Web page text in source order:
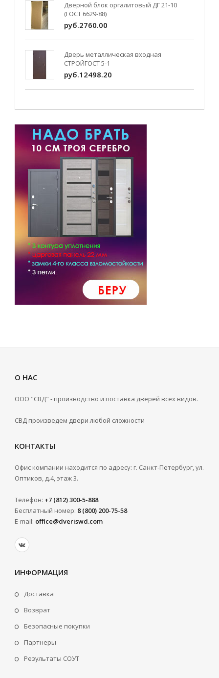
Дверной блок оргалитовый ДГ 21-10
(ГОСТ 6629-88)
руб.2760.00
Дверь металлическая входная
СТРОЙГОСТ 5-1
руб.12498.20
О НАС
ООО "СВД" - производство и поставка дверей всех видов.
СВД произведем двери любой сложности
КОНТАКТЫ
Офис компании находится по адресу: г. Санкт-Петербург, ул.
Оптиков, д.4, этаж 3.
Телефон: +7 (812) 300-5-888
Бесплатный номер: 8 (800) 200-75-58
E-mail: office@dveriswd.com
ИНФОРМАЦИЯ
Доставка
Возврат
Безопасные покупки
Партнеры
Результаты СОУТ